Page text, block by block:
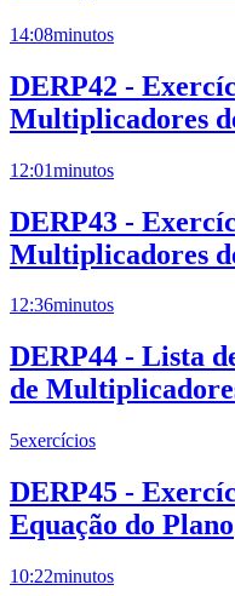
14:08minutos
DERP42 -
Multiplicadores
12:01minutos
DERP43 -
Multiplicadores
12:36minutos
DERP44 - Lista
de
5exercícios
DERP45 -
Equação do Plano
10:22minutos